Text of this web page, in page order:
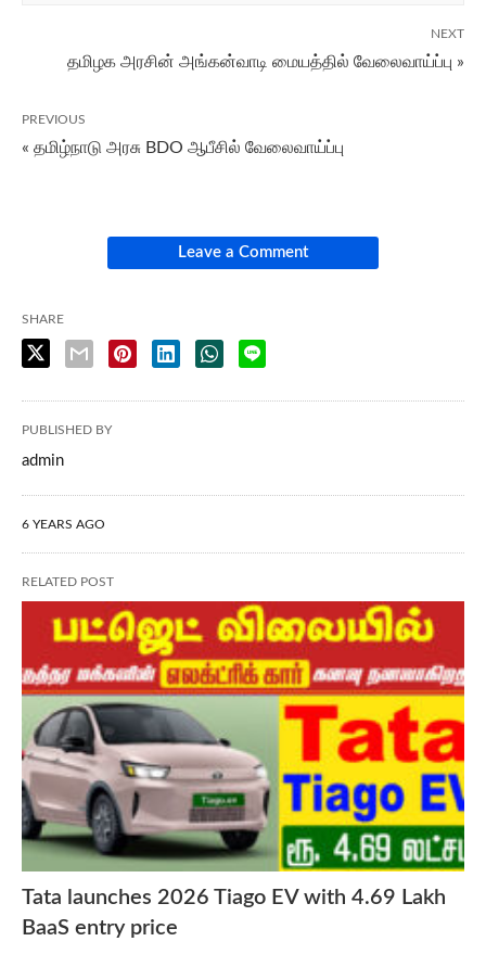
NEXT
தமிழக அரசின் அங்கன்வாடி மையத்தில் வேலைவாய்ப்பு »
PREVIOUS
« தமிழ்நாடு அரசு BDO ஆபீசில் வேலைவாய்ப்பு
Leave a Comment
SHARE
PUBLISHED BY
admin
6 YEARS AGO
RELATED POST
Tata launches 2026 Tiago EV with 4.69 Lakh
BaaS entry price